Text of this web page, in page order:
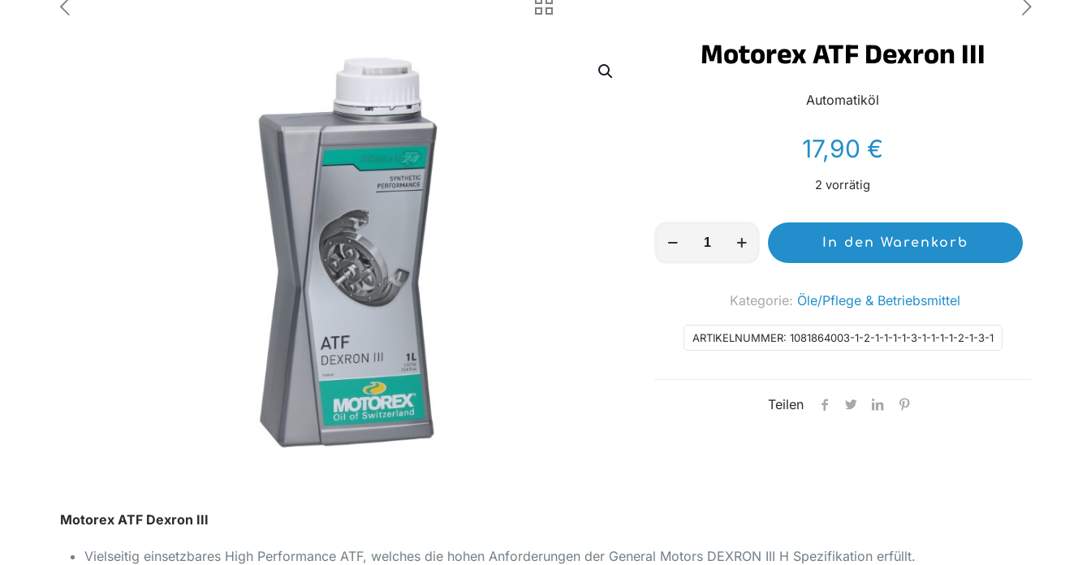
Motorex ATF Dexron III
Automatiköl
17,90 €
2 vorrätig
Menge
In den Warenkorb
ARTIKELNUMMER: 1081864003-1-2-1-1-1-1-3-1-1-1-1-2-1-3-1
Kategorie: Öle/Pflege & Betriebsmittel
Teilen
Motorex ATF Dexron III
Vielseitig einsetzbares High Performance ATF, welches die hohen Anforderungen der General Motors DEXRON III H Spezifikation erfüllt.